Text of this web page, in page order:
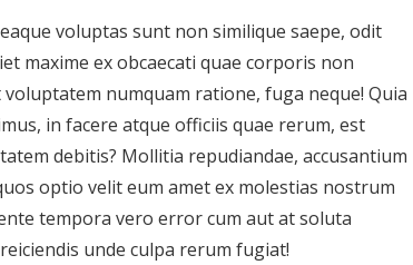
voluptas sunt non similique saepe, odit
maxime ex obcaecati quae corporis non
numquam ratione, fuga neque! Quia
in facere atque officiis quae rerum, est
debitis? Mollitia repudiandae, accusantium
optio velit eum amet ex molestias nostrum
tempora vero error cum aut at soluta
unde culpa rerum fugiat!